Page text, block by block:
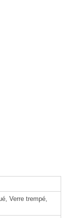
Verre trempé,